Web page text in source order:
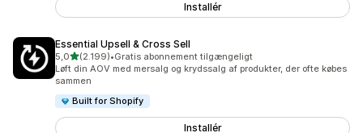
Installér
Essential Upsell & Cross Sell
5,0ud af 5 stjerner
(2.199)
2199 anmeldelser i alt
•Gratis abonnement tilgængeligt
Løft din AOV med mersalg og krydssalg af produkter, der ofte købes
sammen
Built for Shopify
Installér